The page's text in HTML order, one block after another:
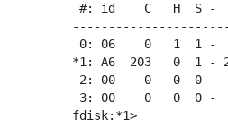
#: id    C   H  S -
0: 06    0   1  1 -
*1: A6  203   0  1 -
2: 00    0   0  0 -
3: 00    0   0  0 -